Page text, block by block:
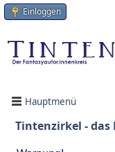
Einloggen
Hauptmenü
Tintenzirkel -